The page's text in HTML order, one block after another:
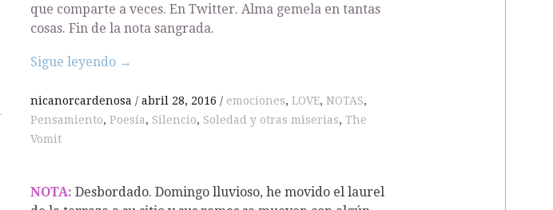
que comparte a veces. En Twitter. Alma gemela en tantas
cosas. Fin de la nota sangrada.
Sigue leyendo →
nicanorcardenosa abril 28, 2016 emociones, LOVE, NOTAS,
Pensamiento, Poesía, Silencio, Soledad y otras miserias, The
Vomit
NOTA: Desbordado. Domingo lluvioso, he movido el laurel